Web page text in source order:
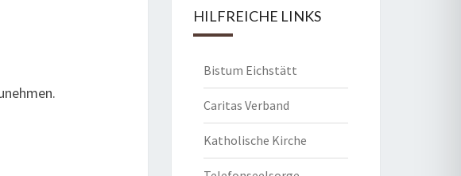
HILFREICHE LINKS
Bistum Eichstätt
Caritas Verband
Katholische Kirche